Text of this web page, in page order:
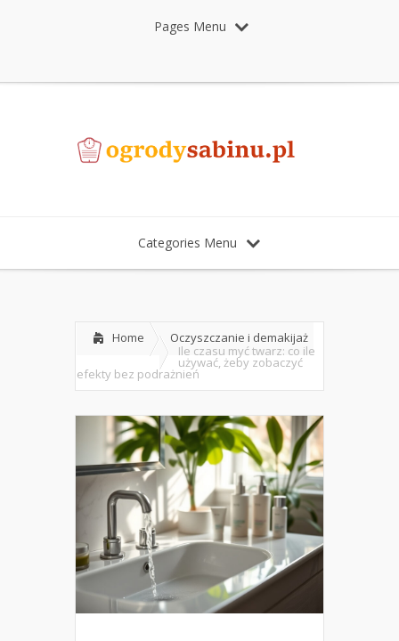
Pages Menu
Categories Menu
Home
Oczyszczanie i demakijaż
Ile czasu myć twarz: co ile
używać, żeby zobaczyć
efekty bez podrażnień